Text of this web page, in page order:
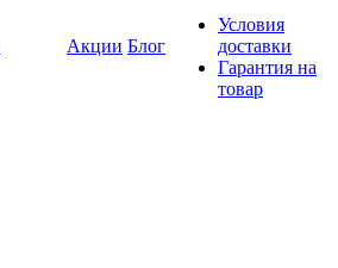
Акции Блог
Условия
доставки
Гарантия на
товар